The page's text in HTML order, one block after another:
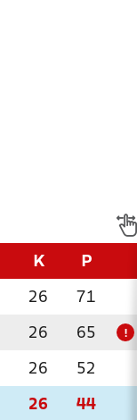
K P
26 71
26 65 !
26 52
26 44